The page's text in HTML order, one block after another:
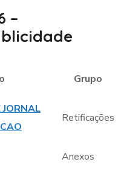
–
Grupo
JORNAL
Retificações
Anexos